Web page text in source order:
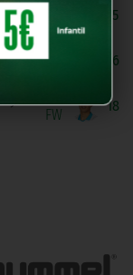
15
MF
H. Gomez
16
Aitor Iban
18
FW